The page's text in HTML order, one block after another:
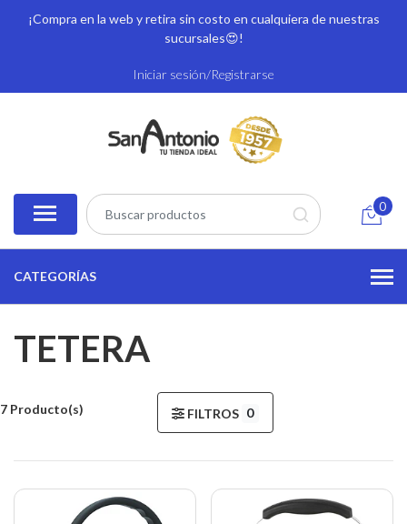
¡Compra en la web y retira sin costo en cualquiera de nuestras
sucursales😍!
Iniciar sesión/Registrarse
0
CATEGORÍAS
TETERA
7 Producto(s) FILTROS 0